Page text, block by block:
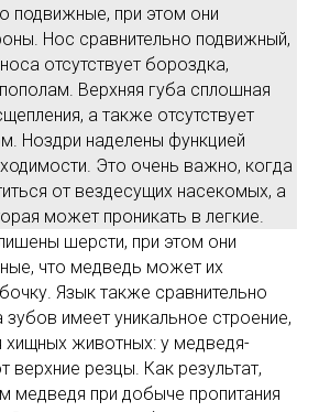
подвижные, при этом они
Нос сравнительно подвижный,
отсутствует бороздка,
Верхняя губа сплошная
а также отсутствует
Ноздри наделены функцией
Это очень важно, когда
от вездесущих насекомых, а
может проникать в легкие.
шерсти, при этом они
что медведь может их
Язык также сравнительно
зубов имеет уникальное строение,
хищных животных: у медведя-
верхние резцы. Как результат,
медведя при добыче пропитания